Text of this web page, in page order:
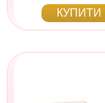
КУПИТИ